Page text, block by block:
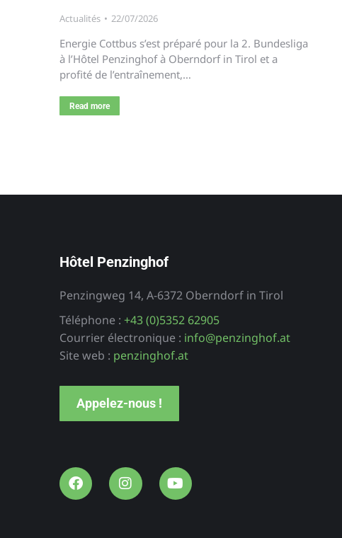
Actualités 22/07/2026
Energie Cottbus s’est préparé pour la 2. Bundesliga
à l’Hôtel Penzinghof à Oberndorf in Tirol et a
profité de l’entraînement,…
Read more
Hôtel Penzinghof
Penzingweg 14, A-6372 Oberndorf in Tirol
Téléphone : +43 (0)5352 62905
Courrier électronique : info@penzinghof.at
Site web : penzinghof.at
Appelez-nous !